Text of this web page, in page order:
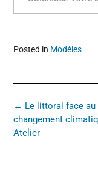
Posted in Modèles
← Le littoral face au
changement
Atelier